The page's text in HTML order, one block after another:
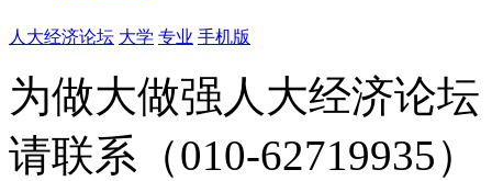
人大经济论坛 大学 专业 手机版
为做大做强人大经济论
请联系（010-62719935）